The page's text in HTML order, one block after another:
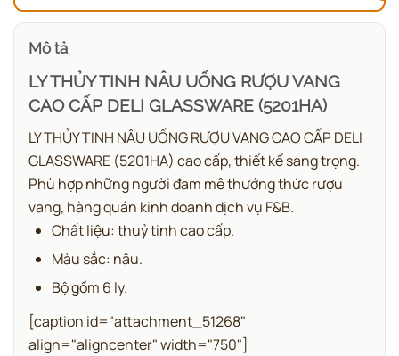
Mô tả
LY THỦY TINH NÂU UỐNG RƯỢU VANG
CAO CẤP DELI GLASSWARE (5201HA)
LY THỦY TINH NÂU UỐNG RƯỢU VANG CAO CẤP DELI
GLASSWARE (5201HA) cao cấp, thiết kế sang trọng.
Phù hợp những người đam mê thưởng thức rượu
vang, hàng quán kinh doanh dịch vụ F&B.
Chất liệu: thuỷ tinh cao cấp.
Màu sắc: nâu.
Bộ gồm 6 ly.
[caption id="attachment_51268"
align="aligncenter" width="750"]